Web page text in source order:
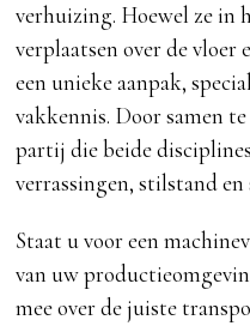
verhuizing. Hoewel ze in
verplaatsen over de vloer
een unieke aanpak,
vakkennis. Door samen
partij die beide
verrassingen, stilstand en
Staat u voor een
van uw
mee over de juiste